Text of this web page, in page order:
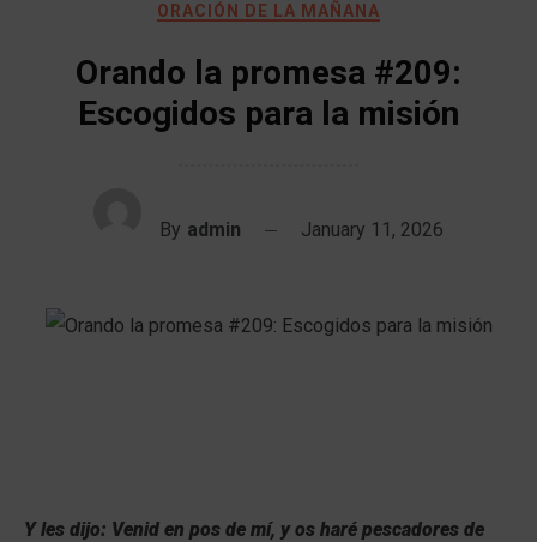
ORACIÓN DE LA MAÑANA
Orando la promesa #209:
Escogidos para la misión
By admin January 11, 2026
Y les dijo: Venid en pos de mí, y os haré pescadores de